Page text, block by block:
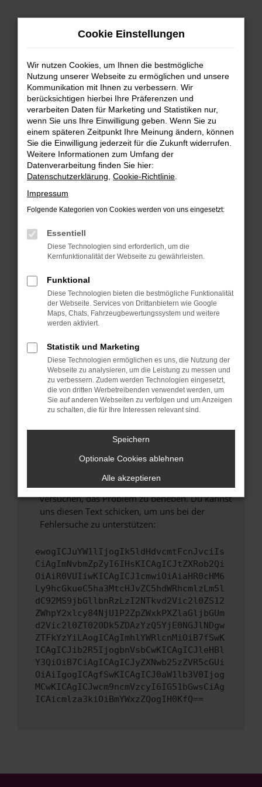
Zum
FEHLER: NETWORK ERROR
Beim Laden ist ein Fehler aufgetreten.
Hier sind ein paar Tipps, die dir helfen können:
Überprüfe deine Firewall und deine
Internetverbindung.
Laden andere Webseiten, zum Beispiel deine
Manche Erweiterungen, wie Werbeblocker,
verhindern. Funktioniert die Seite in einem
anderen Browser oder in einem privaten
Fenster?
Starte dein Gerät neu.
Probleme zu beheben.
Stelle sicher, dass dein Browser und dein
Betriebssystem auf dem neuesten Stand
sind.
Veraltete Software birgt nicht nur ein
Sicherheitsrisiko, sondern kann auch dazu
führen, dass bestimmte Funktionen nicht mehr
unterstützt werden.
Wende dich an den Webseitenbetreiber.
Wenn du alle oben genannten Schritte versucht
hast, kontaktiere uns bitte. Wir werden
versuchen, das Problem zu beheben. Du kannst
uns diesen Text schicken, um uns bei der
Fehlersuche zu unterstützen:
ewogICJuYW1lIjogIk5ldHdvcmtFcnJvciIs
CiAgImNvbmZpZyI6IHsKICAgICJtZXRob2Qi
OiAiR0VUIiwKICAgICJ1cmwiOiAiaHR0cHM6
Ly9hcGkueC5ha3MtcHJvZC5hdWRhcmlzLm5l
dC92MS9jbGllbnRzLzI2NTkvd2Vic2l0ZS12
ZWhpY2xlcy84NjU1P2ZpZWxkPXZlaGljbGUm
d2Vic2l0ZT02ODk5ZDAzYzQ5YjE0NGJlNDgw
ZTFkYzYiLAogICAgImhlYWRlcnMiOiB7fSwK
ICAgICJib2R5IjogbnVsbCwKICAgICJleHBl
Y3QiOiB7CiAgICAgICJyZXNwb25zZVR5cGUi
OiAiIgogICAgfSwKICAgICJ0aW1lb3V0Ijog
MCwKICAgICJwcm9ncmVzcyI6IG51bGwsCiAg
ICAicmlza3kiOiBmYWxzZQogIH0KfQ==
Cookie Einstellungen
Wir nutzen Cookies, um Ihnen die bestmögliche
Nutzung unserer Webseite zu ermöglichen und unsere
Kommunikation mit Ihnen zu verbessern. Wir
berücksichtigen hierbei Ihre Präferenzen und
verarbeiten Daten für Marketing und Statistiken nur,
wenn Sie uns Ihre Einwilligung geben. Wenn Sie zu
einem späteren Zeitpunkt Ihre Meinung ändern, können
Sie die Einwilligung jederzeit für die Zukunft widerrufen.
Weitere Informationen zum Umfang der
Datenverarbeitung finden Sie hier:
Datenschutzerklärung Cookie-Richtlinie
Impressum
Folgende Kategorien von Cookies werden von uns eingesetzt:
Essentiell
Diese Technologien sind erforderlich, um die
Kernfunktionalität der Webseite zu gewährleisten.
Funktional
Diese Technologien bieten die bestmögliche Funktionalität
der Webseite. Services von Drittanbietern wie Google
Maps, Chats, Fahrzeugbewertungssystem und weitere
werden aktiviert.
Statistik und Marketing
Diese Technologien ermöglichen es uns, die Nutzung der
Webseite zu analysieren, um die Leistung zu messen und
zu verbessern. Zudem werden Technologien eingesetzt,
die von dritten Werbetreibenden verwendet werden, um
Sie auf anderen Webseiten zu verfolgen und um Anzeigen
zu schalten, die für Ihre Interessen relevant sind.
Speichern
Optionale Cookies ablehnen
Alle akzeptieren